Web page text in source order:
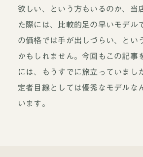
欲しい、という方もいるのか、当
た際には、比較的足の早いモデル
の価格では手が出しづらい、とい
かもしれません。今回もこの記事
には、もうすでに旅立っていまし
定者目線としては優秀なモデルな
います。